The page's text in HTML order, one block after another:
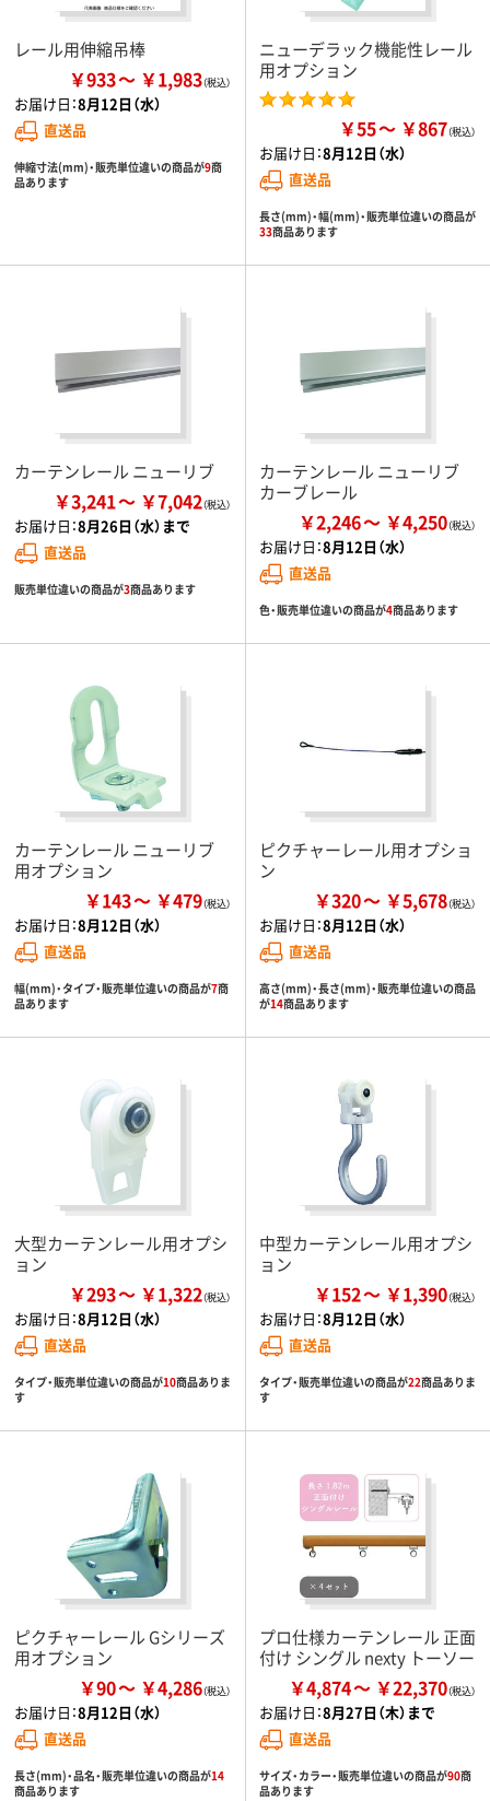
レール用伸縮吊棒
￥933 ￥1,983
お届け日：8月12日（水）
直送品
伸縮寸法(mm)・販売単位違いの商品が9商
品あります
ニューデラック機能性レール
用オプション
￥55 ￥867
お届け日：8月12日（水）
直送品
長さ(mm)・幅(mm)・販売単位違いの商品が
33商品あります
カーテンレール ニューリブ
￥3,241 ￥7,042
お届け日：8月26日（水）まで
直送品
販売単位違いの商品が3商品あります
カーテンレール ニューリブ
カーブレール
￥2,246 ￥4,250
お届け日：8月12日（水）
直送品
色・販売単位違いの商品が4商品あります
カーテンレール ニューリブ
用オプション
￥143 ￥479
お届け日：8月12日（水）
直送品
幅(mm)・タイプ・販売単位違いの商品が7商
品あります
ピクチャーレール用オプショ
ン
￥320 ￥5,678
お届け日：8月12日（水）
直送品
高さ(mm)・長さ(mm)・販売単位違いの商品
が14商品あります
大型カーテンレール用オプシ
ョン
￥293 ￥1,322
お届け日：8月12日（水）
直送品
タイプ・販売単位違いの商品が10商品ありま
す
中型カーテンレール用オプシ
ョン
￥152 ￥1,390
お届け日：8月12日（水）
直送品
タイプ・販売単位違いの商品が22商品ありま
す
ピクチャーレール Gシリーズ
用オプション
￥90 ￥4,286
お届け日：8月12日（水）
直送品
長さ(mm)・品名・販売単位違いの商品が14
商品あります
プロ仕様カーテンレール 正面
付け シングル nexty トーソー
￥4,874 ￥22,370
お届け日：8月27日（木）まで
直送品
サイズ・カラー・販売単位違いの商品が90商
品あります